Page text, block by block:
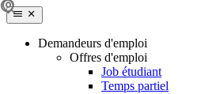
Demandeurs d'emploi
Offres d'emploi
Job étudiant
Temps partiel